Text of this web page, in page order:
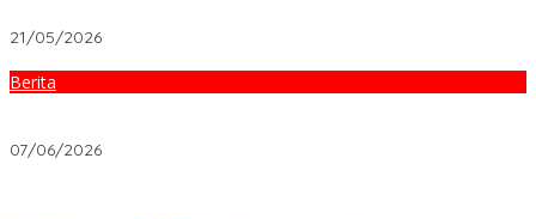
21/05/2026
Berita
07/06/2026